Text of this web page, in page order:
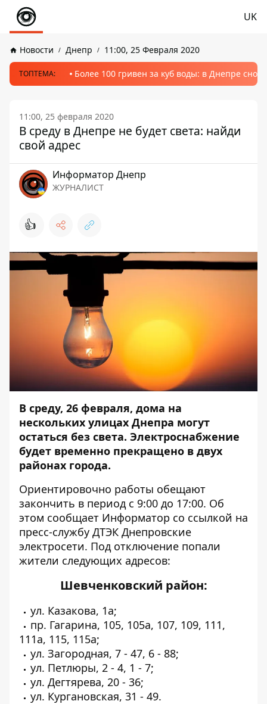
UK
Новости Днепр 11:00, 25 Февраля 2020
ТОПТЕМА: Более 100 гривен за куб воды: в Днепре
11:00, 25 февраля 2020
В среду в Днепре не будет света: найди
свой адрес
Информатор Днепр
ЖУРНАЛИСТ
👍
В среду, 26 февраля, дома на
нескольких улицах Днепра могут
остаться без света. Электроснабжение
будет временно прекращено в двух
районах города.
Ориентировочно работы обещают
закончить в период с 9:00 до 17:00. Об
этом сообщает Информатор со ссылкой на
пресс-службу ДТЭК Днепровские
электросети. Под отключение попали
жители следующих адресов:
Шевченковский район:
ул. Казакова, 1а;
пр. Гагарина, 105, 105а, 107, 109, 111,
111а, 115, 115а;
ул. Загородная, 7 - 47, 6 - 88;
ул. Петлюры, 2 - 4, 1 - 7;
ул. Дегтярева, 20 - 36;
ул. Кургановская, 31 - 49.